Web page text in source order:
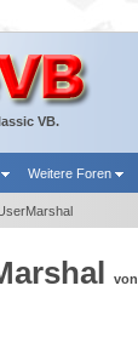
VB.
Weitere Foren
von